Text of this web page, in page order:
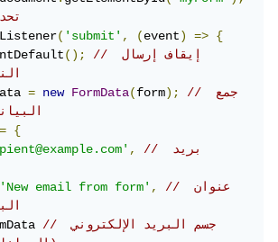
//
('submit', (event) =>
{
();
// إيقاف إرسال
= new FormData(form);
// جمع
=
{
,
// بريد
'New email from form',
// عنوان
// جسم البريد الإلكتروني